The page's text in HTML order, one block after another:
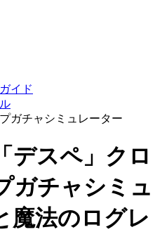
イド
ガチャシミュレーター
デスペ」クロ
ガチャシミュ
魔法のログレ